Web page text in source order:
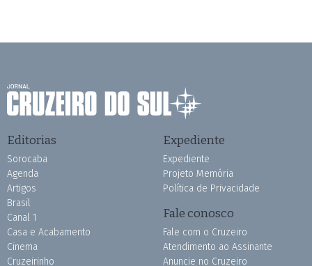
Editorias
Sorocaba
Agenda
Artigos
Brasil
Canal 1
Casa e Acabamento
Cinema
Cruzeirinho
Expediente
Expediente
Projeto Memória
Política de Privacidade
Fale conosco
Fale com o Cruzeiro
Atendimento ao Assinante
Anuncie no Cruzeiro